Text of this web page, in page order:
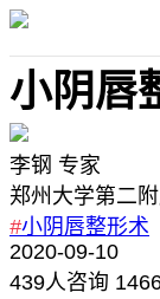
小阴唇
李钢 专家
郑州大学第二
#小阴唇整形术
2020-09-10
439人咨询